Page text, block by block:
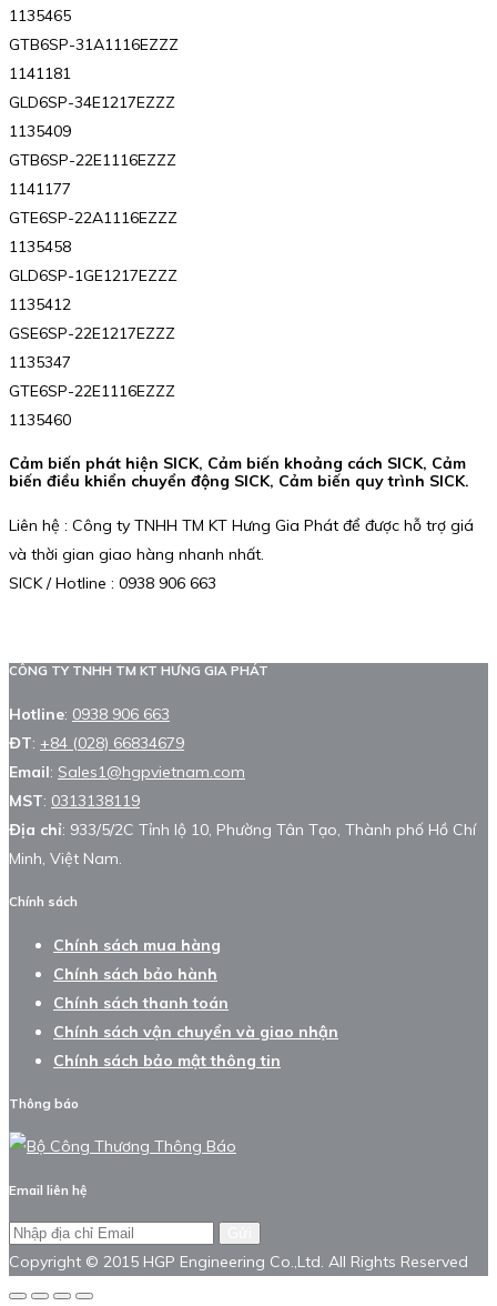
1135465
GTB6SP-31A1116EZZZ
1141181
GLD6SP-34E1217EZZZ
1135409
GTB6SP-22E1116EZZZ
1141177
GTE6SP-22A1116EZZZ
1135458
GLD6SP-1GE1217EZZZ
1135412
GSE6SP-22E1217EZZZ
1135347
GTE6SP-22E1116EZZZ
1135460
Cảm biến phát hiện SICK, Cảm biến khoảng cách SICK, Cảm
biến điều khiển chuyển động SICK, Cảm biến quy trình SICK.
Liên hệ : Công ty TNHH TM KT Hưng Gia Phát để được hỗ trợ giá
và thời gian giao hàng nhanh nhất.
SICK / Hotline : 0938 906 663
CÔNG TY TNHH TM KT HƯNG GIA PHÁT
Hotline: 0938 906 663
ĐT: +84 (028) 66834679
Email: Sales1@hgpvietnam.com
MST: 0313138119
Địa chỉ: 933/5/2C Tỉnh lộ 10, Phường Tân Tạo, Thành phố Hồ Chí
Minh, Việt Nam.
Chính sách
Chính sách mua hàng
Chính sách bảo hành
Chính sách thanh toán
Chính sách vận chuyển và giao nhận
Chính sách bảo mật thông tin
Thông báo
Email liên hệ
Copyright © 2015 HGP Engineering Co.,Ltd. All Rights Reserved